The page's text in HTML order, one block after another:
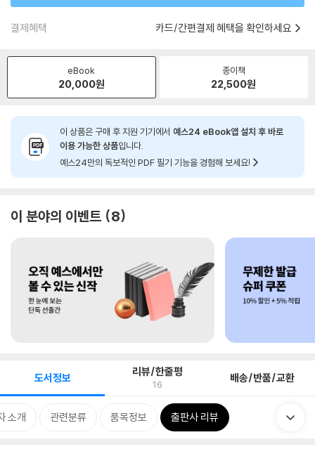
결제혜택 카드/간편결제 혜택을 확인하세요
eBook
20,000원
종이책
22,500원
이 상품은 구매 후 지원 기기에서 예스24 eBook앱 설치 후 바로
이용 가능한 상품입니다.
예스24만의 독보적인 PDF 필기 기능을 경험해 보세요!
이 분야의 이벤트 8
도서정보 리뷰/한줄평
16 배송/반품/교환
소개 관련분류 품목정보 출판사 리뷰